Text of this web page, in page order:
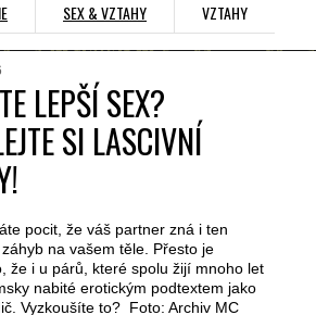
SEX & VZTAHY VZTAHY
LEPŠÍ SEX?
SI LASCIVNÍ
pocit, že váš partner zná i ten
na vašem těle. Přesto je
že i u párů, které spolu žijí mnoho let
nabité erotickým podtextem jako
Vyzkoušíte to? Foto: Archiv MC